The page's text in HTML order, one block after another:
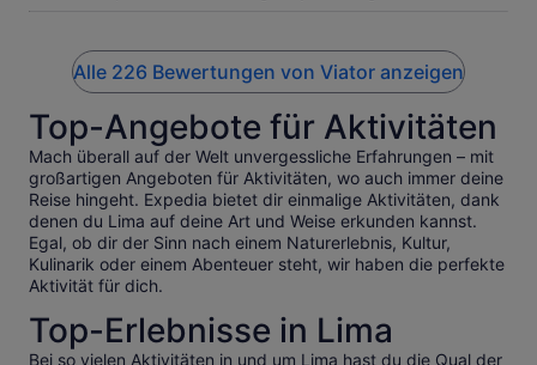
definitely do it again!
Alle 226 Bewertungen von Viator anzeigen
Top-Angebote für Aktivitäten
Mach überall auf der Welt unvergessliche Erfahrungen – mit
großartigen Angeboten für Aktivitäten, wo auch immer deine
Reise hingeht. Expedia bietet dir einmalige Aktivitäten, dank
denen du Lima auf deine Art und Weise erkunden kannst.
Egal, ob dir der Sinn nach einem Naturerlebnis, Kultur,
Kulinarik oder einem Abenteuer steht, wir haben die perfekte
Aktivität für dich.
Top-Erlebnisse in Lima
Bei so vielen Aktivitäten in und um Lima hast du die Qual der